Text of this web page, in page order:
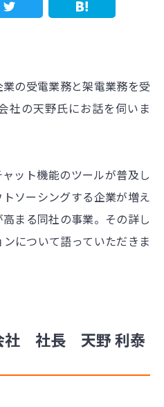
の受電業務と架電業務を受
社の天野氏にお話を伺いま
ット機能のツールが普及し
ソーシングする企業が増え
まる同社の事業。その詳し
について語っていただきま
社 社長 天野 利泰